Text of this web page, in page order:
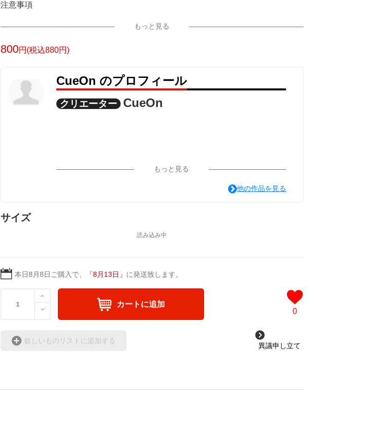
注意事項
もっと見る
800円(税込880円)
CueOn のプロフィール
クリエーター CueOn
もっと見る
他の作品を見る
サイズ
本日8月8日 ご購入で、 「8月13日 」 に発送致します。
カートに追加
0
欲しいものリストに追加する
異議申し立て